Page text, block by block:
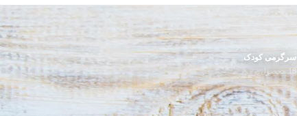
سرگرمی کودک
18 محصول